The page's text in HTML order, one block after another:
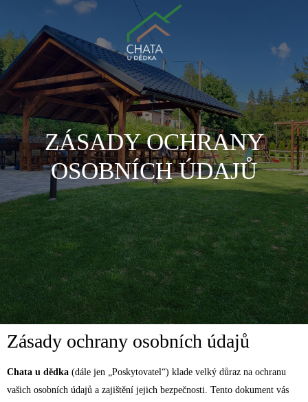
ZÁSADY OCHRANY
OSOBNÍCH ÚDAJŮ
Zásady ochrany osobních údajů
Chata u dědka (dále jen „Poskytovatel“) klade velký důraz na ochranu
vašich osobních údajů a zajištění jejich bezpečnosti. Tento dokument vás